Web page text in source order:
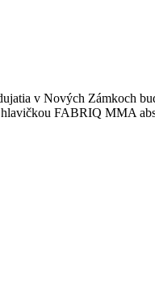
v Nových Zámkoch
hlavičkou FABRIQ MMA